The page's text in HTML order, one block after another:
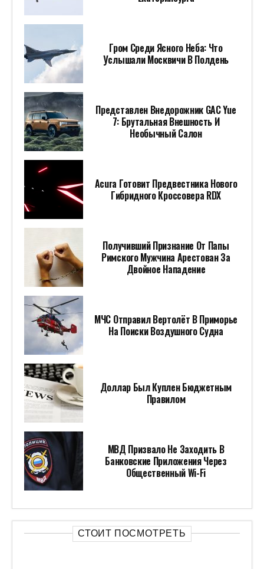
Гром Среди Ясного Неба: Что
Услышали Москвичи В Полдень
Представлен Внедорожник GAC Yue
7: Брутальная Внешность И
Необычный Салон
Acura Готовит Предвестника Нового
Гибридного Кроссовера RDX
Получивший Признание От Папы
Римского Мужчина Арестован За
Двойное Нападение
МЧС Отправил Вертолёт В Приморье
На Поиски Воздушного Судна
Доллар Был Куплен Бюджетным
Правилом
МВД Призвало Не Заходить В
Банковские Приложения Через
Общественный Wi-Fi
СТОИТ ПОСМОТРЕТЬ